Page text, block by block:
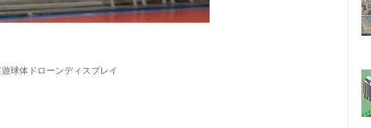
球体ドローンディスプレイ